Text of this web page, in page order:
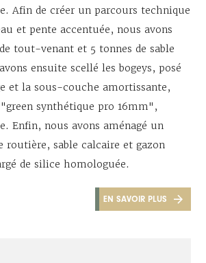
Afin de créer un parcours technique
et pente accentuée, nous avons
tout-venant et 5 tonnes de sable
ensuite scellé les bogeys, posé
et la sous-couche amortissante,
synthétique pro 16mm",
Enfin, nous avons aménagé un
routière, sable calcaire et gazon
de silice homologuée.
EN SAVOIR PLUS